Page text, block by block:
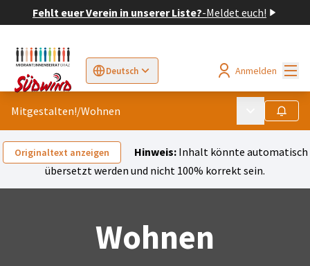
Fehlt euer Verein in unserer Liste?-Meldet euch!
Deutsch
Sprache wählen Choose languageElegir el idioma
Anmelden
Mitgestalten!/Wohnen Hauptmenü
Folgen
Originaltext anzeigen Hinweis:Inhalt könnte automatisch
übersetzt werden und nicht 100% korrekt sein.
Wohnen